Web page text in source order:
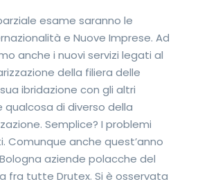
esame saranno le
e Nuove Imprese. Ad
anche i nuovi servizi legati al
della filiera delle
ibridazione con gli altri
qualcosa di diverso della
Semplice? I problemi
Comunque anche quest’anno
aziende polacche del
fra tutte Drutex. Si è osservata